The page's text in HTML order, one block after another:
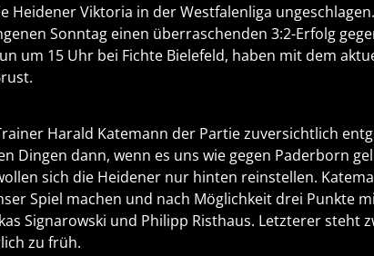
Heidener Viktoria in der Westfalenliga
Sonntag einen überraschenden 3:2-Erfolg
um 15 Uhr bei Fichte Bielefeld, haben mit dem
Harald Katemann der Partie zuversichtlich
Dingen dann, wenn es uns wie gegen Paderborn
sich die Heidener nur hinten reinstellen.
Spiel machen und nach Möglichkeit drei Punkte
Signarowski und Philipp Risthaus. Letzterer steht
zu früh.